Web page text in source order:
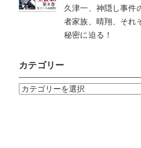
久津一、神隠し事件
者家族、晴翔、それ
秘密に迫る！
カテゴリー
カ